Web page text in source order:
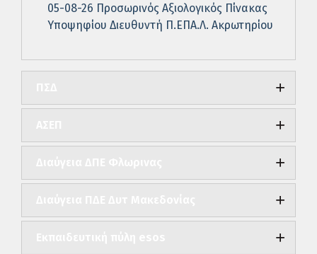
05-08-26 Προσωρινός Αξιολογικός Πίνακας
Υποψηφίου Διευθυντή Π.ΕΠΑ.Λ. Ακρωτηρίου